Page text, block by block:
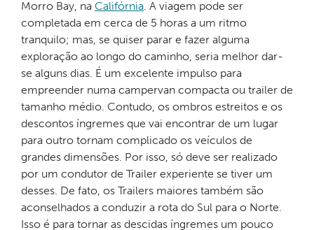
Morro Bay, na Califórnia. A viagem pode ser
completada em cerca de 5 horas a um ritmo
tranquilo; mas, se quiser parar e fazer alguma
exploração ao longo do caminho, seria melhor dar-
se alguns dias. É um excelente impulso para
empreender numa campervan compacta ou trailer de
tamanho médio. Contudo, os ombros estreitos e os
descontos íngremes que vai encontrar de um lugar
para outro tornam complicado os veículos de
grandes dimensões. Por isso, só deve ser realizado
por um condutor de Trailer experiente se tiver um
desses. De fato, os Trailers maiores também são
aconselhados a conduzir a rota do Sul para o Norte.
Isso é para tornar as descidas íngremes um pouco